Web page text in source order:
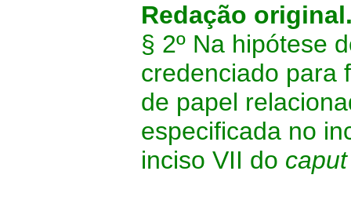
Redação
§ 2º Na hipótese
credenciado para
de papel
especificada no
inciso VII do